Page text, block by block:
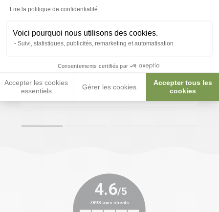
Lire la politique de confidentialité
Voici pourquoi nous utilisons des cookies.
Suivi, statistiques, publicités, remarketing et automatisation
Consentements certifiés par
Accepter les cookies
essentiels
Gérer les cookies
Accepter tous les
cookies
Paiements sécurisés et en 3x ou 4x